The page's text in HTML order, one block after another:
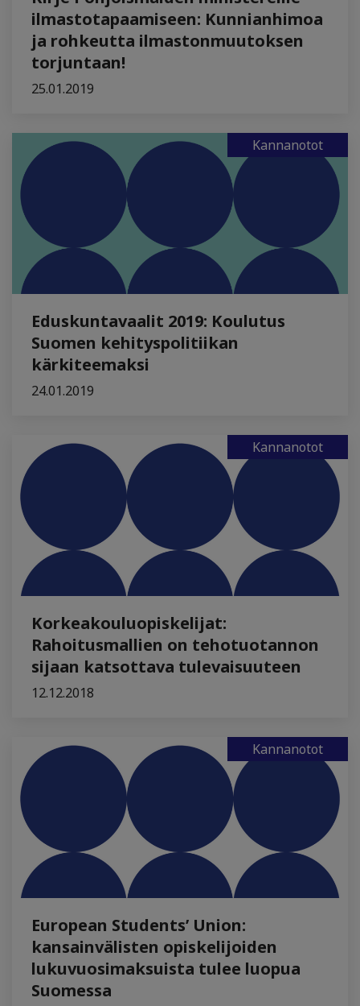
ilmastotapaamiseen: Kunnianhimoa
ja rohkeutta ilmastonmuutoksen
torjuntaan!
25.01.2019
Kannanotot
Eduskuntavaalit 2019: Koulutus
Suomen kehityspolitiikan
kärkiteemaksi
24.01.2019
Kannanotot
Korkeakouluopiskelijat:
Rahoitusmallien on tehotuotannon
sijaan katsottava tulevaisuuteen
12.12.2018
Kannanotot
European Students’ Union:
kansainvälisten opiskelijoiden
lukuvuosimaksuista tulee luopua
Suomessa